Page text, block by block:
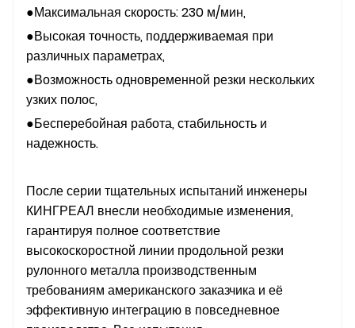
●Максимальная скорость: 230 м/мин,
●Высокая точность, поддерживаемая при
различных параметрах,
●Возможность одновременной резки нескольких
узких полос,
●Бесперебойная работа, стабильность и
надежность.
После серии тщательных испытаний инженеры
КИНГРЕАЛ внесли необходимые изменения,
гарантируя полное соответствие
высокоскоростной линии продольной резки
рулонного металла производственным
требованиям американского заказчика и её
эффективную интеграцию в повседневное